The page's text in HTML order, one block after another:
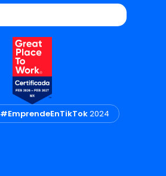
#EmprendeEnTikTok2024